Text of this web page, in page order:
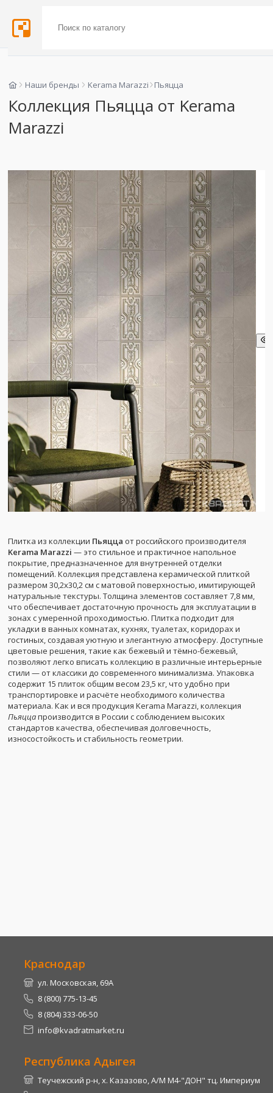
Наши бренды Kerama Marazzi Пьяцца
Коллекция Пьяцца от Kerama
Marazzi
Плитка из коллекции Пьяцца от российского производителя
Kerama Marazzi — это стильное и практичное напольное
покрытие, предназначенное для внутренней отделки
помещений. Коллекция представлена керамической плиткой
размером 30,2x30,2 см с матовой поверхностью, имитирующей
натуральные текстуры. Толщина элементов составляет 7,8 мм,
что обеспечивает достаточную прочность для эксплуатации в
зонах с умеренной проходимостью. Плитка подходит для
укладки в ванных комнатах, кухнях, туалетах, коридорах и
гостиных, создавая уютную и элегантную атмосферу. Доступные
цветовые решения, такие как бежевый и тёмно-бежевый,
позволяют легко вписать коллекцию в различные интерьерные
стили — от классики до современного минимализма. Упаковка
содержит 15 плиток общим весом 23,5 кг, что удобно при
транспортировке и расчёте необходимого количества
материала. Как и вся продукция Kerama Marazzi, коллекция
Пьяццапроизводится в России с соблюдением высоких
стандартов качества, обеспечивая долговечность,
износостойкость и стабильность геометрии.
Краснодар
ул. Московская, 69А
8 (800) 775-13-45
8 (804) 333-06-50
info@kvadratmarket.ru
Республика Адыгея
Теучежский р-н, х. Казазово, А/М М4-"ДОН" тц. Империум